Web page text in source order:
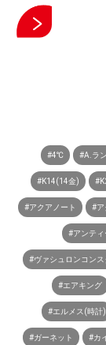
#4℃ #A.ラ
#K14(14金)
#アクアノート #ア
#アンティ
#ヴァシュロンコンス
#エアキング
#エルメス(時計)
#ガーネット #カ